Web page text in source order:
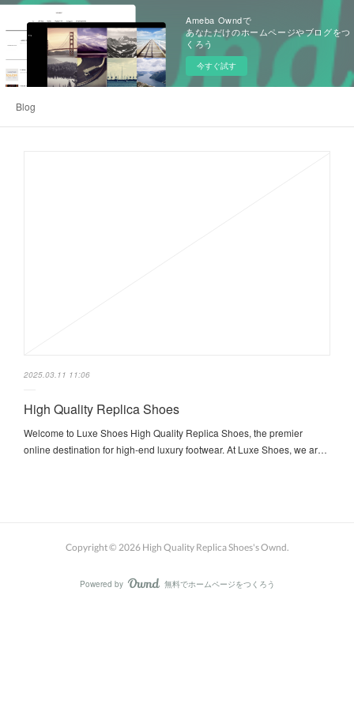
Ameba Owndで
あなただけのホームページやブログをつ
くろう
今すぐ試す
Blog
2025.03.11 11:06
High Quality Replica Shoes
Welcome to Luxe Shoes High Quality Replica Shoes, the premier
online destination for high-end luxury footwear. At Luxe Shoes, we ar…
Copyright © 2026 High Quality Replica Shoes's Ownd.
Powered by AmebaOwnd
無料でホームページをつくろう